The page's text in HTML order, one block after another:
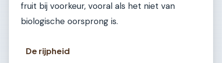
fruit bij voorkeur, vooral als het niet van
biologische oorsprong is.
De rijpheid